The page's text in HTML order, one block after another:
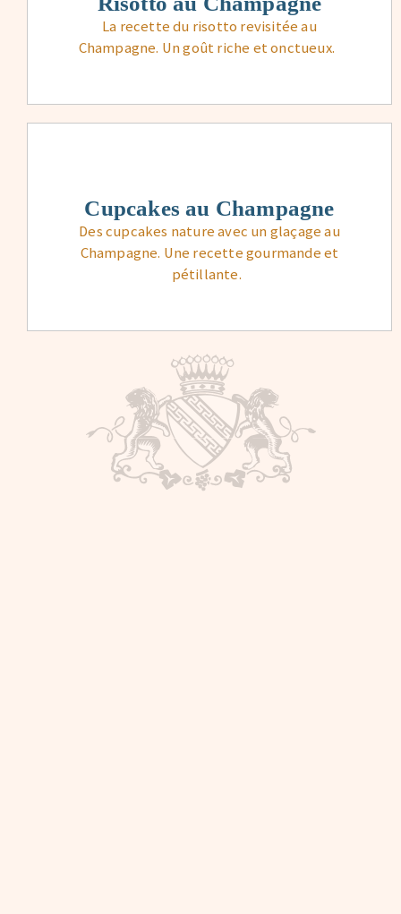
La recette du risotto revisitée au
Champagne. Un goût riche et onctueux.
Cupcakes au Champagne
Des cupcakes nature avec un glaçage au
Champagne. Une recette gourmande et
pétillante.